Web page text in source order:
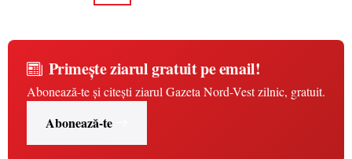
Primește ziarul gratuit pe email!
Abonează-te și citești ziarul Gazeta Nord-Vest zilnic, gratuit.
Abonează-te